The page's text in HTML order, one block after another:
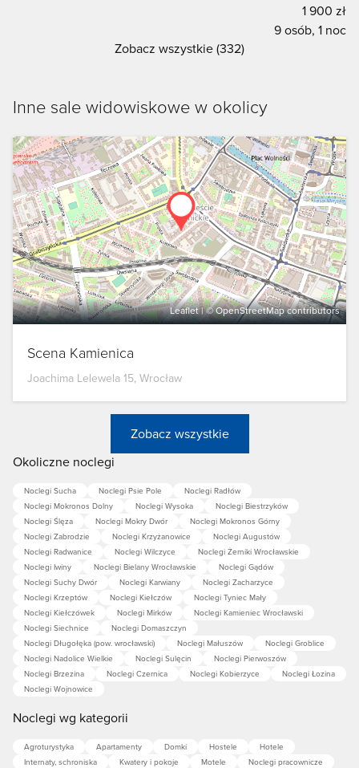
1 900 zł
9 osób, 1 noc
Zobacz wszystkie (332)
Inne sale widowiskowe w okolicy
Leaflet| ©OpenStreetMapcontributors
Scena Kamienica
Joachima Lelewela 15, Wrocław
Zobacz wszystkie
Okoliczne noclegi
Noclegi Sucha Noclegi Psie Pole
Noclegi Radłów
Noclegi Mokronos Dolny
Noclegi Wysoka
Noclegi Biestrzyków
Noclegi Ślęza
Noclegi Mokry Dwór
Noclegi Mokronos Górny
Noclegi Zabrodzie
Noclegi Krzyżanowice
Noclegi Augustów
Noclegi Radwanice
Noclegi Wilczyce
Noclegi Żerniki Wrocławskie
Noclegi Iwiny
Noclegi Bielany Wrocławskie
Noclegi Gądów
Noclegi Suchy Dwór
Noclegi Karwiany
Noclegi Zacharzyce
Noclegi Krzeptów
Noclegi Kiełczów
Noclegi Tyniec Mały
Noclegi Kiełczówek
Noclegi Mirków
Noclegi Kamieniec Wrocławski
Noclegi Siechnice
Noclegi Domaszczyn
Noclegi Długołęka (pow. wrocławski)
Noclegi Małuszów
Noclegi Groblice
Noclegi Nadolice Wielkie
Noclegi Sulęcin
Noclegi Pierwoszów
Noclegi Brzezina
Noclegi Czernica Noclegi Kobierzyce
Noclegi Łozina
Noclegi Wojnowice
Noclegi wg kategorii
Agroturystyka Apartamenty Domki Hostele
Hotele
Internaty, schroniska
Kwatery i pokoje Motele
Noclegi pracownicze